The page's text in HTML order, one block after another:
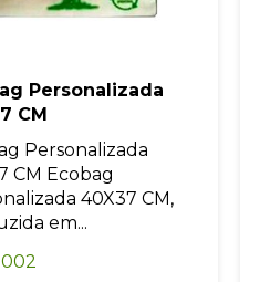
Personalizada
CM
Personalizada
CM Ecobag
40X37 CM,
em...